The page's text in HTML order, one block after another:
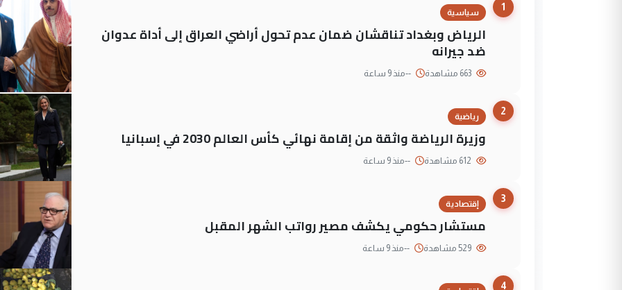
1
سياسية
الرياض وبغداد تناقشان ضمان عدم تحول أراضي العراق إلى أداة عدوان
ضد جيرانه
--منذ 9 ساعة
2
رياضية
وزيرة الرياضة واثقة من إقامة نهائي كأس العالم 2030 في إسبانيا
--منذ 9 ساعة
3
إقتصادية
مستشار حكومي يكشف مصير رواتب الشهر المقبل
--منذ 9 ساعة
4